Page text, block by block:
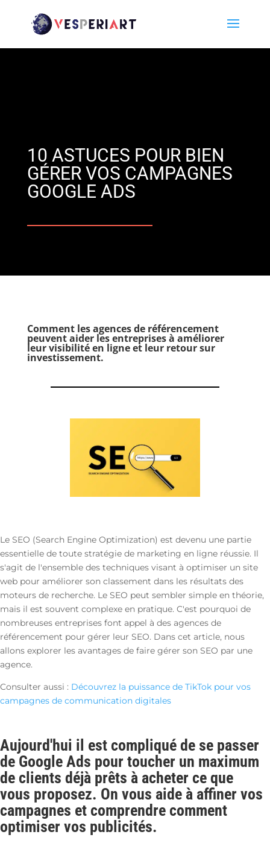
10 ASTUCES POUR BIEN
GÉRER VOS CAMPAGNES
GOOGLE ADS
Comment les agences de référencement
peuvent aider les entreprises à améliorer
leur visibilité en ligne et leur retour sur
investissement.
Le SEO (Search Engine Optimization) est devenu une partie
essentielle de toute stratégie de marketing en ligne réussie. Il
s'agit de l'ensemble des techniques visant à optimiser un site
web pour améliorer son classement dans les résultats des
moteurs de recherche. Le SEO peut sembler simple en théorie,
mais il est souvent complexe en pratique. C'est pourquoi de
nombreuses entreprises font appel à des agences de
référencement pour gérer leur SEO. Dans cet article, nous
allons explorer les avantages de faire gérer son SEO par une
agence.
Consulter aussi : Découvrez la puissance de TikTok pour vos
campagnes de communication digitales
Aujourd'hui il est compliqué de se passer
de Google Ads pour toucher un maximum
de clients déjà prêts à acheter ce que
vous proposez. On vous aide à affiner vos
campagnes et comprendre comment
optimiser vos publicités.